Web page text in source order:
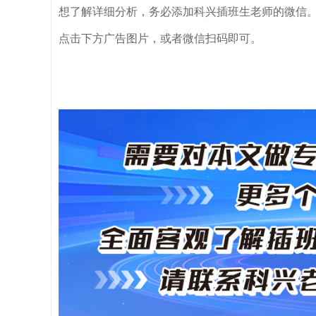
想了解详细分析，务必添加科兴插班生老师的微信
点击下方广告图片，或者微信扫码即可。